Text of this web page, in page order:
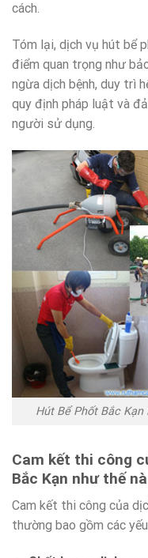
cách.
Tóm lại, dịch vụ hút bể
điểm quan trọng như
ngừa dịch bệnh, duy trì
quy định pháp luật và
người sử dụng.
Hút Bể Phốt Bắc
Cam kết thi công
Bắc Kạn như thế
Cam kết thi công của
thường bao gồm các